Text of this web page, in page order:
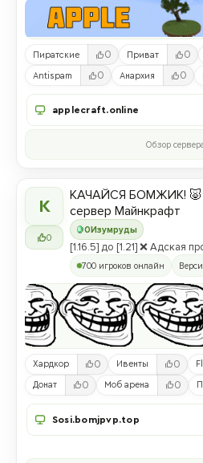
Пиратские 0 Приват 0
Antispam 0 Анархия 0
applecraft.online
Обзор
К
0
0Изумруды
КАЧАЙСЯ БОМЖИК!
сервер Майнкрафт
[1.16.5] до [1.21] ❌ Адская
700 игроков онлайн
Хардкор 0 Ивенты 0
Донат 0 Моб арена 0
Sosi.bomjpvp.top